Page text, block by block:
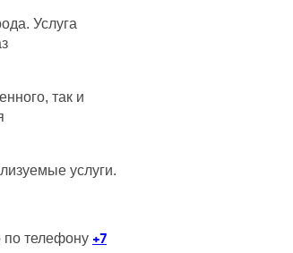
Услуга
так и
услуги.
по телефону +7